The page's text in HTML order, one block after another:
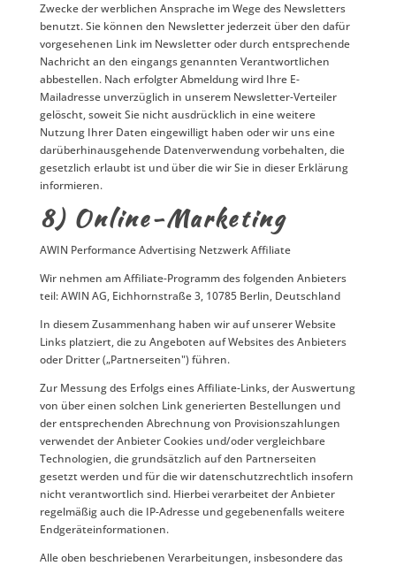
Zwecke der werblichen Ansprache im Wege des Newsletters
benutzt. Sie können den Newsletter jederzeit über den dafür
vorgesehenen Link im Newsletter oder durch entsprechende
Nachricht an den eingangs genannten Verantwortlichen
abbestellen. Nach erfolgter Abmeldung wird Ihre E-
Mailadresse unverzüglich in unserem Newsletter-Verteiler
gelöscht, soweit Sie nicht ausdrücklich in eine weitere
Nutzung Ihrer Daten eingewilligt haben oder wir uns eine
darüberhinausgehende Datenverwendung vorbehalten, die
gesetzlich erlaubt ist und über die wir Sie in dieser Erklärung
informieren.
8) Online-Marketing
AWIN Performance Advertising Netzwerk Affiliate
Wir nehmen am Affiliate-Programm des folgenden Anbieters
teil: AWIN AG, Eichhornstraße 3, 10785 Berlin, Deutschland
In diesem Zusammenhang haben wir auf unserer Website
Links platziert, die zu Angeboten auf Websites des Anbieters
oder Dritter („Partnerseiten") führen.
Zur Messung des Erfolgs eines Affiliate-Links, der Auswertung
von über einen solchen Link generierten Bestellungen und
der entsprechenden Abrechnung von Provisionszahlungen
verwendet der Anbieter Cookies und/oder vergleichbare
Technologien, die grundsätzlich auf den Partnerseiten
gesetzt werden und für die wir datenschutzrechtlich insofern
nicht verantwortlich sind. Hierbei verarbeitet der Anbieter
regelmäßig auch die IP-Adresse und gegebenenfalls weitere
Endgeräteinformationen.
Alle oben beschriebenen Verarbeitungen, insbesondere das